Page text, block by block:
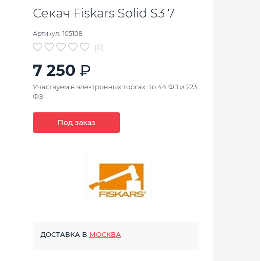
Секач Fiskars Solid S3 7
Артикул: 105108
(0)
7 250
Участвуем в электронных торгах по 44 ФЗ и 223
ФЗ
Под заказ
ДОСТАВКА В МОСКВА